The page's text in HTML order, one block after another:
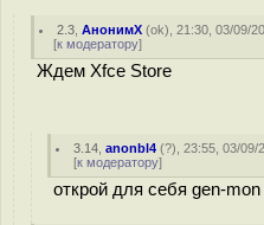
2.3 ,АнонимХ (ok), 21:30, 03/09/
[к модератору]
Ждем Xfce Store
3.14 ,anonbl4 (?), 23:55, 03/09/
[к модератору]
открой для себя gen-mon